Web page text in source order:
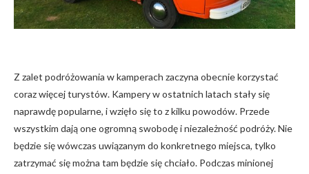
Z zalet podróżowania w kamperach zaczyna obecnie korzystać
coraz więcej turystów. Kampery w ostatnich latach stały się
naprawdę popularne, i wzięło się to z kilku powodów. Przede
wszystkim dają one ogromną swobodę i niezależność podróży. Nie
będzie się wówczas uwiązanym do konkretnego miejsca, tylko
zatrzymać się można tam będzie się chciało. Podczas minionej